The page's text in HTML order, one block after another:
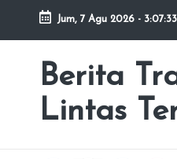
Skip
content
Jum, 7 Agu 2026 -
Berita
Lintas
premancity.biz.id